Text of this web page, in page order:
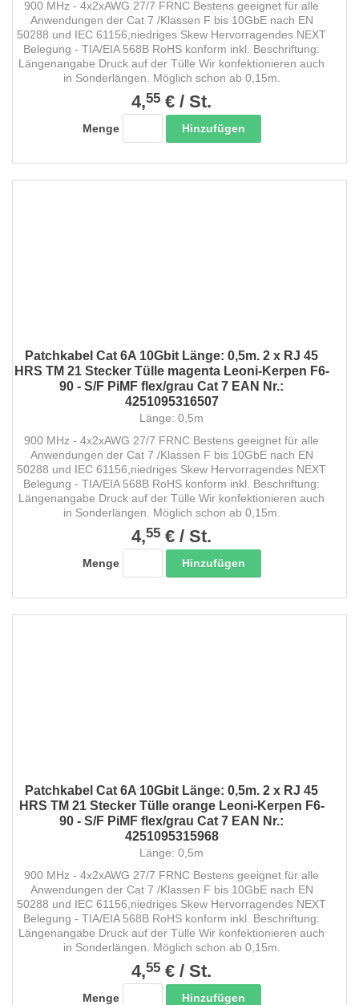
900 MHz - 4x2xAWG 27/7 FRNC Bestens geeignet für alle
Anwendungen der Cat 7 /Klassen F bis 10GbE nach EN
50288 und IEC 61156,niedriges Skew Hervorragendes NEXT
Belegung - TIA/EIA 568B RoHS konform inkl. Beschriftung:
Längenangabe Druck auf der Tülle Wir konfektionieren auch
in Sonderlängen. Möglich schon ab 0,15m.
4,55 € / St.
Menge Hinzufügen
Patchkabel Cat 6A 10Gbit Länge: 0,5m. 2 x RJ 45
HRS TM 21 Stecker Tülle magenta Leoni-Kerpen F6-
90 - S/F PiMF flex/grau Cat 7 EAN Nr.:
4251095316507
Länge: 0,5m
900 MHz - 4x2xAWG 27/7 FRNC Bestens geeignet für alle
Anwendungen der Cat 7 /Klassen F bis 10GbE nach EN
50288 und IEC 61156,niedriges Skew Hervorragendes NEXT
Belegung - TIA/EIA 568B RoHS konform inkl. Beschriftung:
Längenangabe Druck auf der Tülle Wir konfektionieren auch
in Sonderlängen. Möglich schon ab 0,15m.
4,55 € / St.
Menge Hinzufügen
Patchkabel Cat 6A 10Gbit Länge: 0,5m. 2 x RJ 45
HRS TM 21 Stecker Tülle orange Leoni-Kerpen F6-
90 - S/F PiMF flex/grau Cat 7 EAN Nr.:
4251095315968
Länge: 0,5m
900 MHz - 4x2xAWG 27/7 FRNC Bestens geeignet für alle
Anwendungen der Cat 7 /Klassen F bis 10GbE nach EN
50288 und IEC 61156,niedriges Skew Hervorragendes NEXT
Belegung - TIA/EIA 568B RoHS konform inkl. Beschriftung:
Längenangabe Druck auf der Tülle Wir konfektionieren auch
in Sonderlängen. Möglich schon ab 0,15m.
4,55 € / St.
Menge Hinzufügen